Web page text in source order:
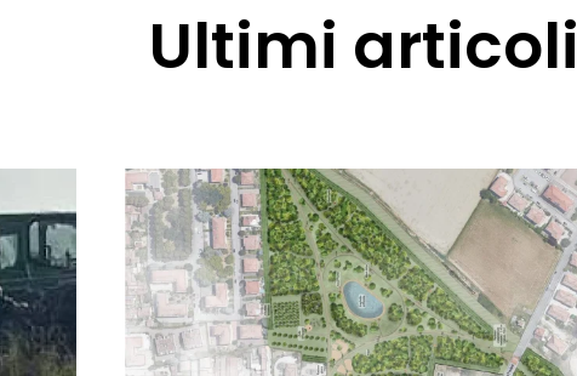
Ultimi articoli